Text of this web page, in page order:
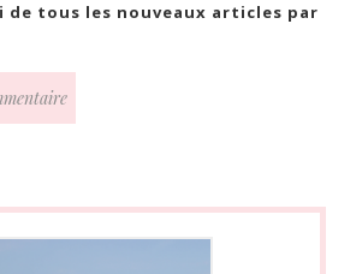
de tous les nouveaux articles par